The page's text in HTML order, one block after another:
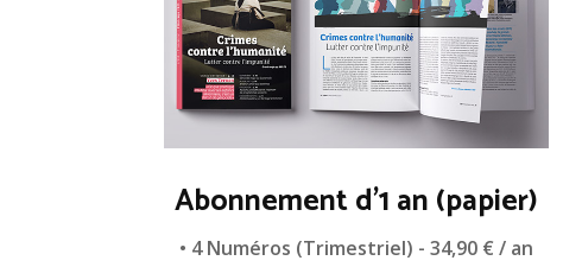
Abonnement d'1 an (papier)
• 4 Numéros (Trimestriel) - 34,90 € / an